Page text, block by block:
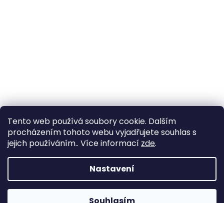
Tento web používá soubory cookie. Dalším
procházením tohoto webu vyjadřujete souhlas s
jejich používáním.. Více informací zde.
Nastavení